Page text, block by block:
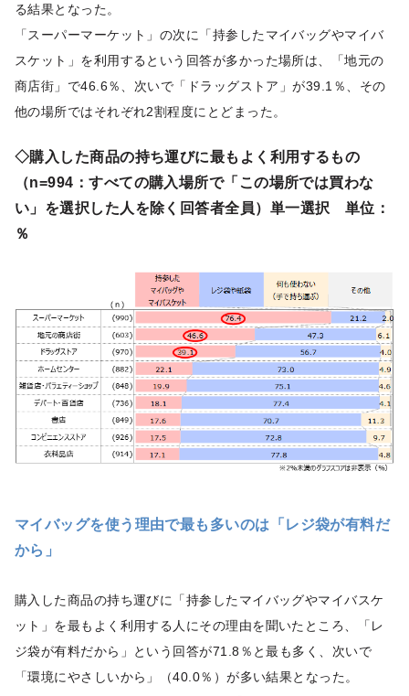
る結果となった。
「スーパーマーケット」の次に「持参したマイバッグやマイバ
スケット」を利用するという回答が多かった場所は、「地元の
商店街」で46.6％、次いで「ドラッグストア」が39.1％、その
他の場所ではそれぞれ2割程度にとどまった。
◇購入した商品の持ち運びに最もよく利用するもの
（n=994：すべての購入場所で「この場所では買わな
い」を選択した人を除く回答者全員）単一選択 単位：
％
マイバッグを使う理由で最も多いのは「レジ袋が有料だ
から」
購入した商品の持ち運びに「持参したマイバッグやマイバスケ
ット」を最もよく利用する人にその理由を聞いたところ、「レ
ジ袋が有料だから」という回答が71.8％と最も多く、次いで
「環境にやさしいから」（40.0％）が多い結果となった。